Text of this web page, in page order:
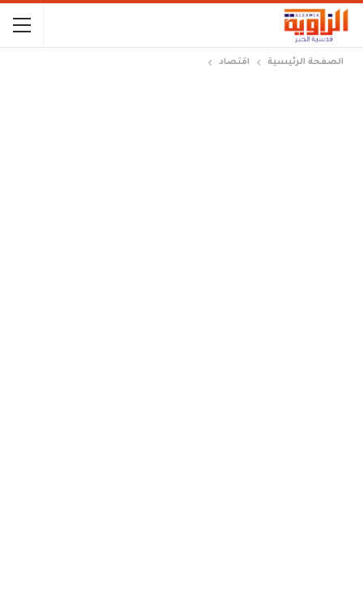
الصفحة الرئيسية اقتصاد